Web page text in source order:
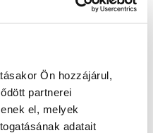
Ön hozzájárul,
partnerei
el, melyek
adatait